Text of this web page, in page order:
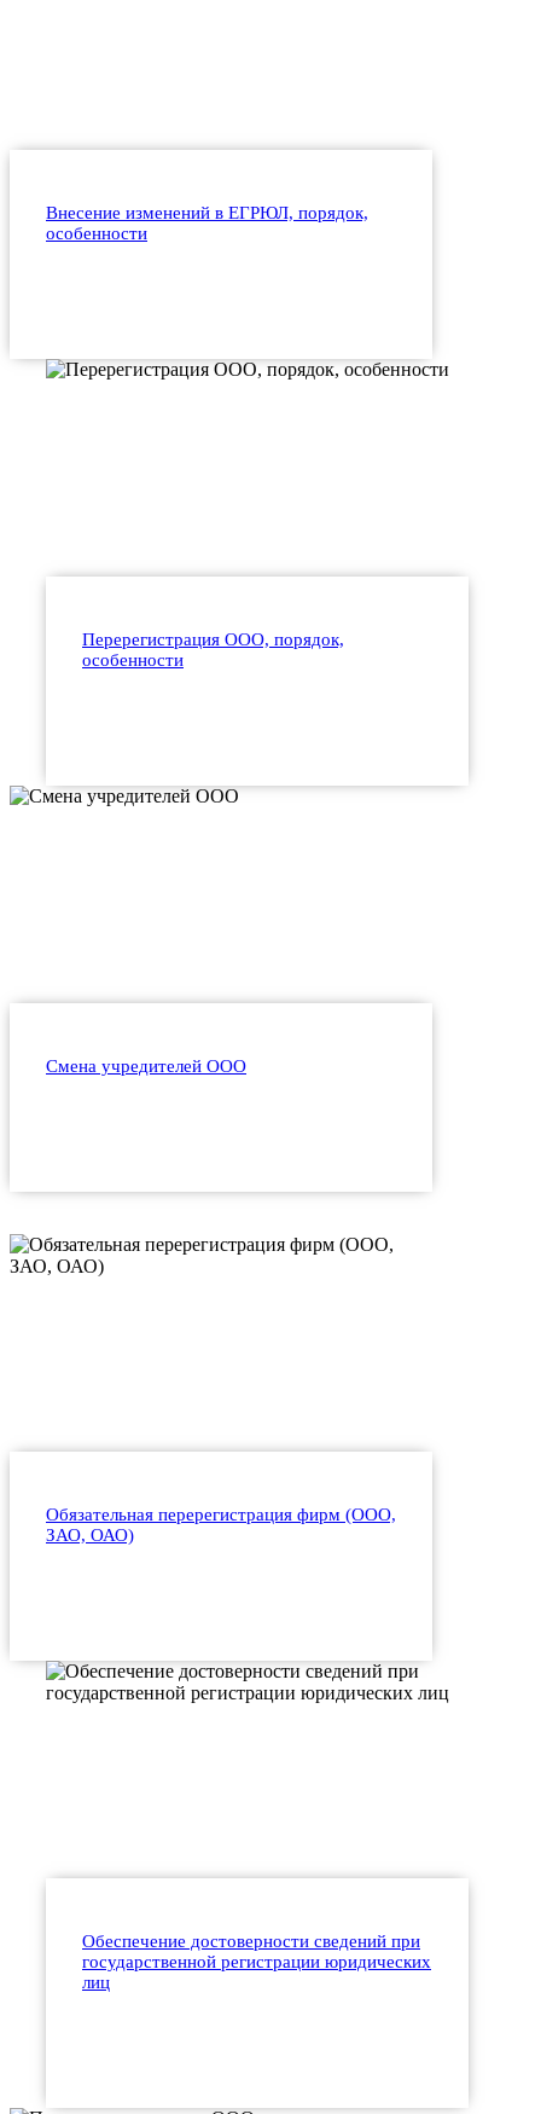
Внесение изменений в ЕГРЮЛ, порядок,
особенности
Перерегистрация ООО, порядок,
особенности
Смена учредителей ООО
Обязательная перерегистрация фирм (ООО,
ЗАО, ОАО)
Обеспечение достоверности сведений при
государственной регистрации юридических
лиц